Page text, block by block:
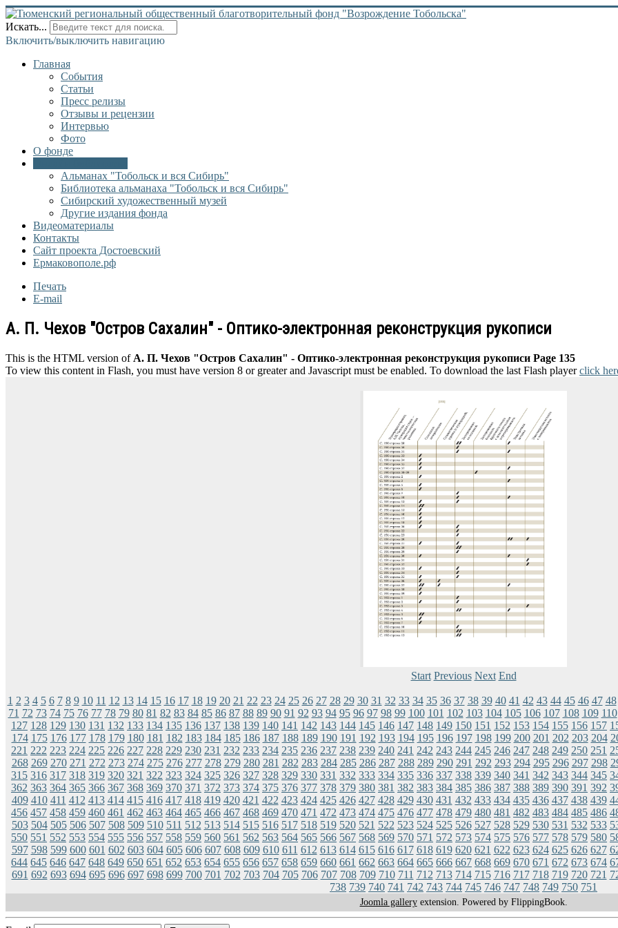
Искать...
Включить/выключить навигацию
Главная
События
Статьи
Пресс релизы
Отзывы и рецензии
Интервью
Фото
О фонде
Альманах "Тобольск и вся Сибирь"
Библиотека альманаха "Тобольск и вся Сибирь"
Сибирский художественный музей
Другие издания фонда
Видеоматериалы
Контакты
Сайт проекта Достоевский
Ермаковополе.рф
Печать
E-mail
А. П. Чехов "Остров Сахалин" - Оптико-электронная реконструкция рукописи
This is the HTML version of А. П. Чехов "Остров Сахалин" - Оптико-электронная реконструкция рукописи Page 135
To view this content in Flash, you must have version 8 or greater and Javascript must be enabled. To download the last Flash playerclick
Start Previous Next End
1 2 3 4 5 6 7 8 9 10 11 12 13 14 15 16 17 18 19 20 21 22 23 24 25 26 27 28 29 30 31 32 33 34 35 36 37 38 39 40 41 42 43 44 45 46 47 48
71 72 73 74 75 76 77 78 79 80 81 82 83 84 85 86 87 88 89 90 91 92 93 94 95 96 97 98 99 100 101 102 103 104 105 106 107 108 109 110
127 128 129 130 131 132 133 134 135 136 137 138 139 140 141 142 143 144 145 146 147 148 149 150 151 152 153 154 155 156 157
174 175 176 177 178 179 180 181 182 183 184 185 186 187 188 189 190 191 192 193 194 195 196 197 198 199 200 201 202 203 204
221 222 223 224 225 226 227 228 229 230 231 232 233 234 235 236 237 238 239 240 241 242 243 244 245 246 247 248 249 250 251
268 269 270 271 272 273 274 275 276 277 278 279 280 281 282 283 284 285 286 287 288 289 290 291 292 293 294 295 296 297 298
315 316 317 318 319 320 321 322 323 324 325 326 327 328 329 330 331 332 333 334 335 336 337 338 339 340 341 342 343 344 345
362 363 364 365 366 367 368 369 370 371 372 373 374 375 376 377 378 379 380 381 382 383 384 385 386 387 388 389 390 391 392
409 410 411 412 413 414 415 416 417 418 419 420 421 422 423 424 425 426 427 428 429 430 431 432 433 434 435 436 437 438 439
456 457 458 459 460 461 462 463 464 465 466 467 468 469 470 471 472 473 474 475 476 477 478 479 480 481 482 483 484 485 486
503 504 505 506 507 508 509 510 511 512 513 514 515 516 517 518 519 520 521 522 523 524 525 526 527 528 529 530 531 532 533
550 551 552 553 554 555 556 557 558 559 560 561 562 563 564 565 566 567 568 569 570 571 572 573 574 575 576 577 578 579 580
597 598 599 600 601 602 603 604 605 606 607 608 609 610 611 612 613 614 615 616 617 618 619 620 621 622 623 624 625 626 627
644 645 646 647 648 649 650 651 652 653 654 655 656 657 658 659 660 661 662 663 664 665 666 667 668 669 670 671 672 673 674
691 692 693 694 695 696 697 698 699 700 701 702 703 704 705 706 707 708 709 710 711 712 713 714 715 716 717 718 719 720 721
738 739 740 741 742 743 744 745 746 747 748 749 750 751
Joomla galleryextension. Powered by FlippingBook.